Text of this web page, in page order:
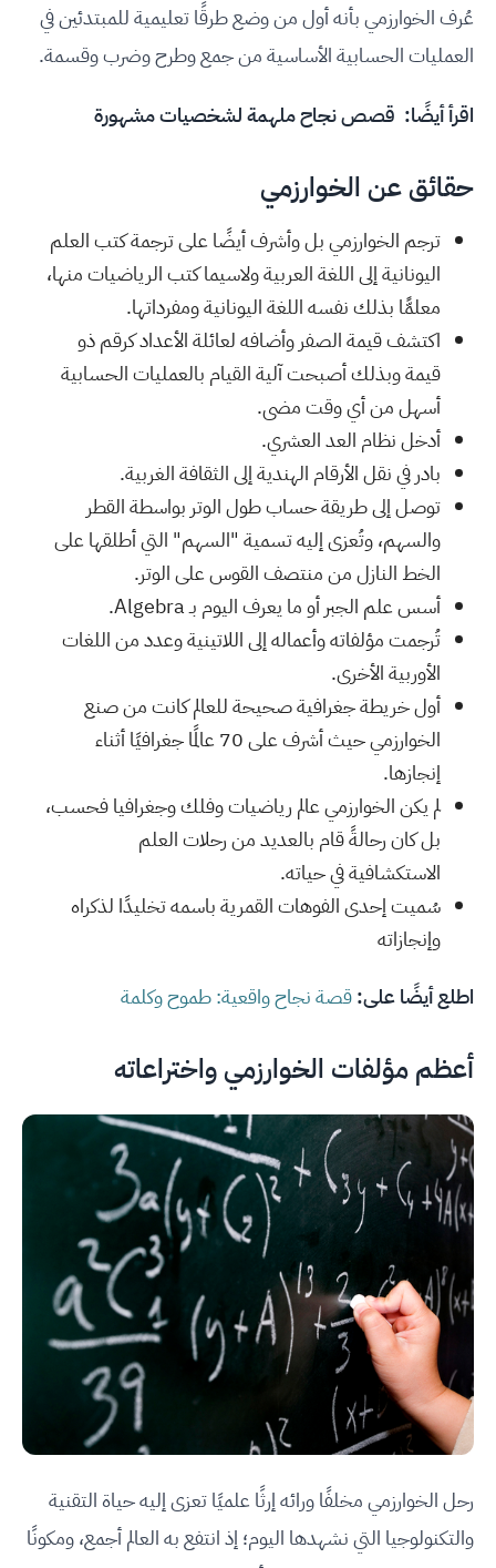
عُرف الخوارزمي بأنه أول من وضع طرقًا تعليمية للمبتدئين في
العمليات الحسابية الأساسية من جمع وطرح وضرب وقسمة.
اقرأ أيضًا: قصص نجاح ملهمة لشخصيات مشهورة
حقائق عن الخوارزمي
ترجم الخوارزمي بل وأشرف أيضًا على ترجمة كتب العلم
اليونانية إلى اللغة العربية ولاسيما كتب الرياضيات منها،
معلمًّا بذلك نفسه اللغة اليونانية ومفرداتها.
اكتشف قيمة الصفر وأضافه لعائلة الأعداد كرقم ذو
قيمة وبذلك أصبحت آلية القيام بالعمليات الحسابية
أسهل من أي وقت مضى.
أدخل نظام العد العشري.
بادر في نقل الأرقام الهندية إلى الثقافة الغربية.
توصل إلى طريقة حساب طول الوتر بواسطة القطر
والسهم، وتُعزى إليه تسمية "السهم" التي أطلقها على
الخط النازل من منتصف القوس على الوتر.
أسس علم الجبر أو ما يعرف اليوم بـAlgebra
.
تُرجمت مؤلفاته وأعماله إلى اللاتينية وعدد من اللغات
الأوربية الأخرى.
أول خريطة جغرافية صحيحة للعالم كانت من صنع
الخوارزمي حيث أشرف على 70 عالمًا جغرافيًا أثناء
إنجازها.
لم يكن الخوارزمي عالم رياضيات وفلك وجغرافيا فحسب،
بل كان رحالةً قام بالعديد من رحلات العلم
الاستكشافية في حياته.
سُميت إحدى الفوهات القمرية باسمه تخليدًا لذكراه
وإنجازاته
اطلع أيضًا على:قصة نجاح واقعية: طموح وكلمة
أعظم مؤلفات الخوارزمي واختراعاته
رحل الخوارزمي مخلفًا ورائه إرثًا علميًا تعزى إليه حياة التقنية
والتكنولوجيا التي نشهدها اليوم؛ إذ انتفع به العالم أجمع، ومكونًا